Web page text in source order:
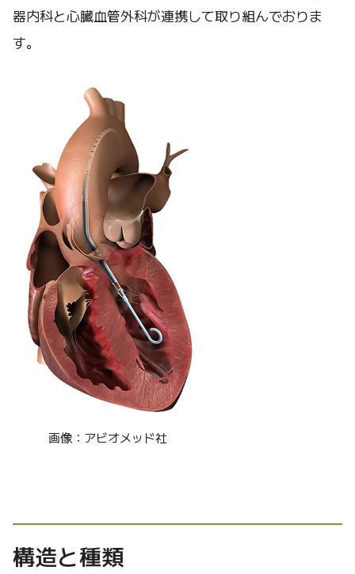
器内科と心臓血管外科が連携して取り組んでおりま
す。
画像：アビオメッド社
構造と種類